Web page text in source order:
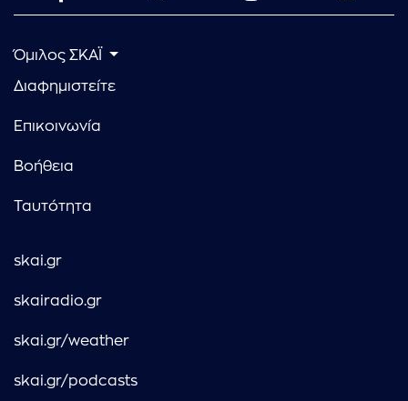
Όμιλος ΣΚΑΪ
Διαφημιστείτε
Επικοινωνία
Βοήθεια
Ταυτότητα
skai.gr
skairadio.gr
skai.gr/weather
skai.gr/podcasts